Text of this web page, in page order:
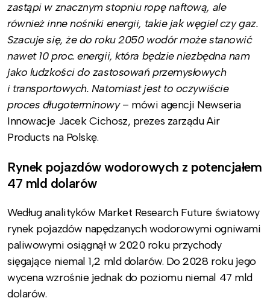
zastąpi w znacznym stopniu ropę naftową, ale
również inne nośniki energii, takie jak węgiel czy gaz.
Szacuje się, że do roku 2050 wodór może stanowić
nawet 10 proc. energii, która będzie niezbędna nam
jako ludzkości do zastosowań przemysłowych
i transportowych. Natomiast jest to oczywiście
proces długoterminowy– mówi agencji Newseria
Innowacje Jacek Cichosz, prezes zarządu Air
Products na Polskę.
Rynek pojazdów wodorowych z potencjałem
47 mld dolarów
Według analityków Market Research Future światowy
rynek pojazdów napędzanych wodorowymi ogniwami
paliwowymi osiągnął w 2020 roku przychody
sięgające niemal 1,2 mld dolarów. Do 2028 roku jego
wycena wzrośnie jednak do poziomu niemal 47 mld
dolarów.